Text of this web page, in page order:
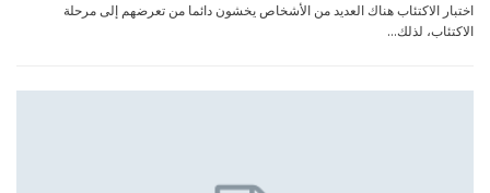
اختبار الاكتئاب هناك العديد من الأشخاص يخشون دائما من تعرضهم إلى مرحلة
الاكتئاب، لذلك…